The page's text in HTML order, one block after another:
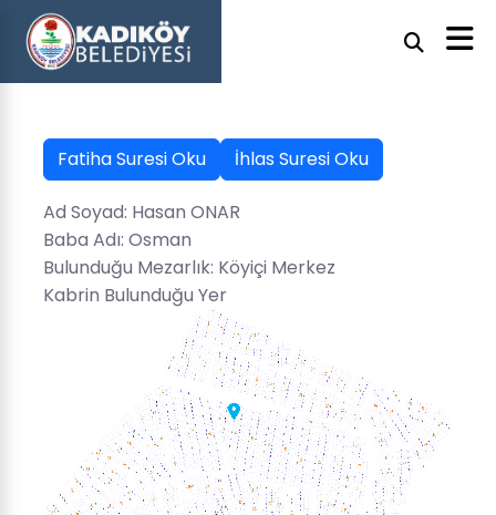
Fatiha Suresi Oku İhlas Suresi Oku
Ad Soyad: Hasan ONAR
Baba Adı: Osman
Bulunduğu Mezarlık: Köyiçi Merkez
Kabrin Bulunduğu Yer